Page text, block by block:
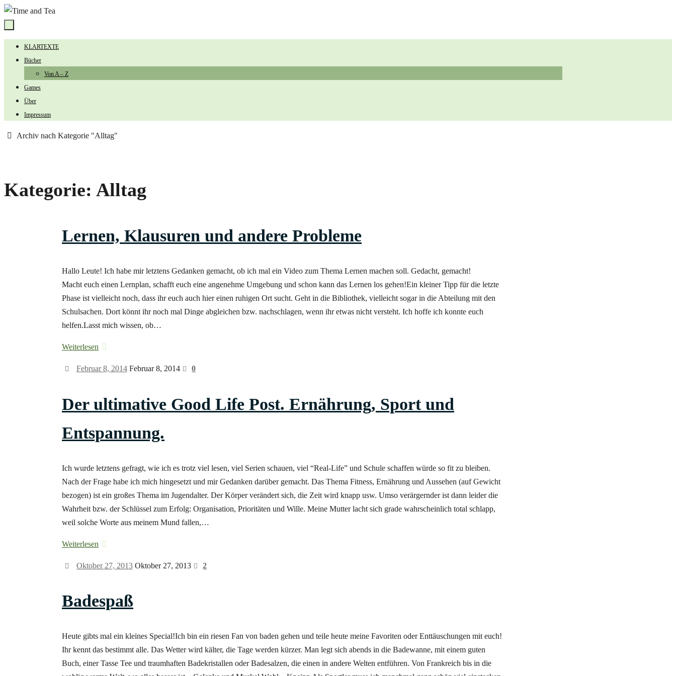
Zum
springen
Zum
Inhalt
KLARTEXTE
Bücher
Von A – Z
Games
Über
Impressum
StartArchiv nach Kategorie "Alltag"
Kategorie: Alltag
Lernen, Klausuren und andere Probleme
Hallo Leute! Ich habe mir letztens Gedanken gemacht, ob ich mal ein Video zum Thema Lernen machen soll. Gedacht, gemacht!
Macht euch einen Lernplan, schafft euch eine angenehme Umgebung und schon kann das Lernen los gehen!Ein kleiner Tipp für die letzte
Phase ist vielleicht noch, dass ihr euch auch hier einen ruhigen Ort sucht. Geht in die Bibliothek, vielleicht sogar in die Abteilung mit den
Schulsachen. Dort könnt ihr noch mal Dinge abgleichen bzw. nachschlagen, wenn ihr etwas nicht versteht. Ich hoffe ich konnte euch
helfen.Lasst mich wissen, ob…
Weiterlesen
Februar 8, 2014 Februar 8, 2014 0
Der ultimative Good Life Post. Ernährung, Sport und
Entspannung.
Ich wurde letztens gefragt, wie ich es trotz viel lesen, viel Serien schauen, viel “Real-Life” und Schule schaffen würde so fit zu bleiben.
Nach der Frage habe ich mich hingesetzt und mir Gedanken darüber gemacht. Das Thema Fitness, Ernährung und Aussehen (auf Gewicht
bezogen) ist ein großes Thema im Jugendalter. Der Körper verändert sich, die Zeit wird knapp usw. Umso verärgernder ist dann leider die
Wahrheit bzw. der Schlüssel zum Erfolg: Organisation, Prioritäten und Wille. Meine Mutter lacht sich grade wahrscheinlich total schlapp,
weil solche Worte aus meinem Mund fallen,…
Weiterlesen
Oktober 27, 2013 Oktober 27, 2013 2
Badespaß
Heute gibts mal ein kleines Special!Ich bin ein riesen Fan von baden gehen und teile heute meine Favoriten oder Enttäuschungen mit euch!
Ihr kennt das bestimmt alle. Das Wetter wird kälter, die Tage werden kürzer. Man legt sich abends in die Badewanne, mit einem guten
Buch, einer Tasse Tee und traumhaften Badekristallen oder Badesalzen, die einen in andere Welten entführen. Von Frankreich bis in die